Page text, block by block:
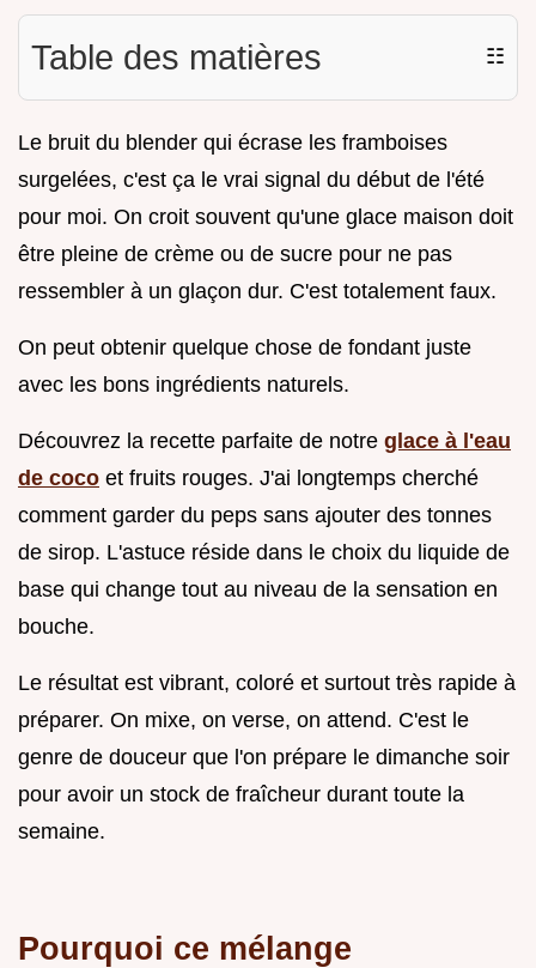
Table des matières ☷
Le bruit du blender qui écrase les framboises
surgelées, c'est ça le vrai signal du début de l'été
pour moi. On croit souvent qu'une glace maison doit
être pleine de crème ou de sucre pour ne pas
ressembler à un glaçon dur. C'est totalement faux.
On peut obtenir quelque chose de fondant juste
avec les bons ingrédients naturels.
Découvrez la recette parfaite de notre glace à l'eau
de coco et fruits rouges. J'ai longtemps cherché
comment garder du peps sans ajouter des tonnes
de sirop. L'astuce réside dans le choix du liquide de
base qui change tout au niveau de la sensation en
bouche.
Le résultat est vibrant, coloré et surtout très rapide à
préparer. On mixe, on verse, on attend. C'est le
genre de douceur que l'on prépare le dimanche soir
pour avoir un stock de fraîcheur durant toute la
semaine.
Pourquoi ce mélange